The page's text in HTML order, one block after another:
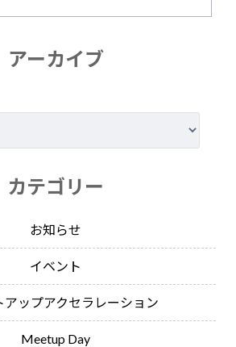
アーカイブ
カテゴリー
お知らせ
イベント
アップアクセラレーション
Meetup Day